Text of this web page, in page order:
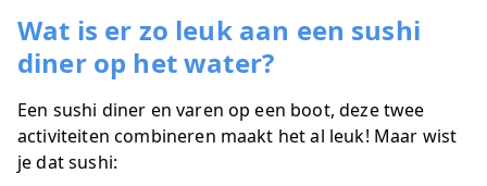
Wat is er zo leuk aan een sushi
diner op het water?
Een sushi diner en varen op een boot, deze twee
activiteiten combineren maakt het al leuk! Maar wist
je dat sushi: